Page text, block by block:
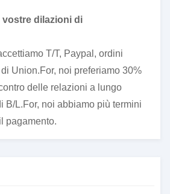
vostre dilazioni di
T/T, Paypal, ordini
Union.For, noi preferiamo 30%
delle relazioni a lungo
B/L.For, noi abbiamo più termini
pagamento.